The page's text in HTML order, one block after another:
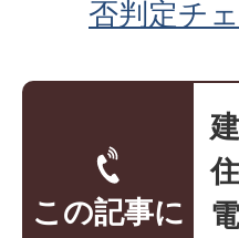
否判定チ
この記事に